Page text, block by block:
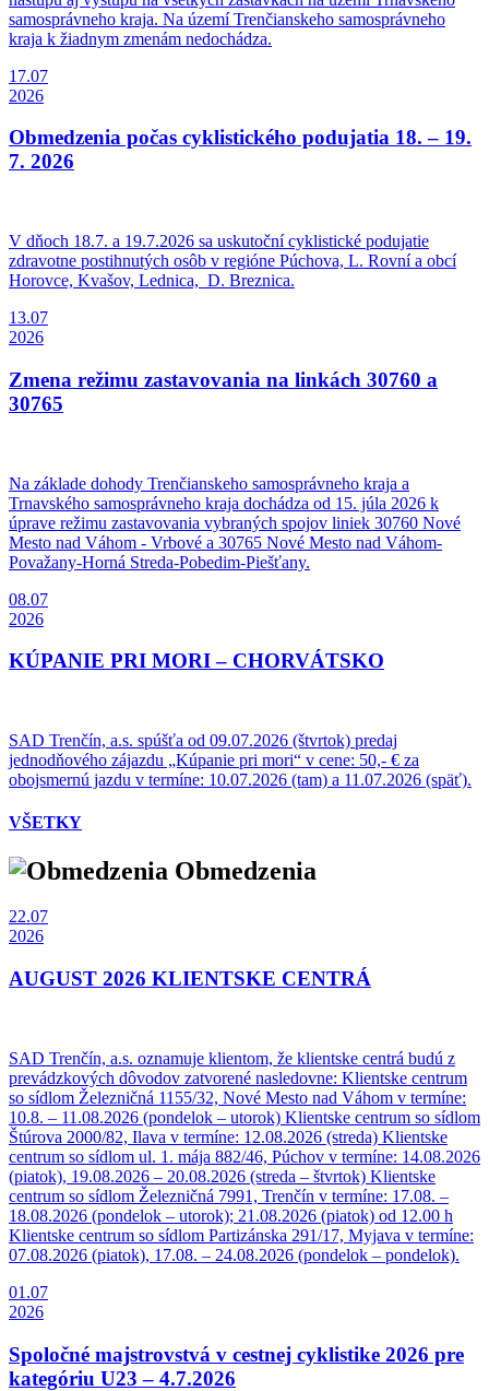
samosprávneho kraja. Na území Trenčianskeho samosprávneho
kraja k žiadnym zmenám nedochádza.
17.07
2026
Obmedzenia počas cyklistického podujatia 18. – 19.
7. 2026
V dňoch 18.7. a 19.7.2026 sa uskutoční cyklistické podujatie
zdravotne postihnutých osôb v regióne Púchova, L. Rovní a obcí
Horovce, Kvašov, Lednica, D. Breznica.
13.07
2026
Zmena režimu zastavovania na linkách 30760 a
30765
Na základe dohody Trenčianskeho samosprávneho kraja a
Trnavského samosprávneho kraja dochádza od 15. júla 2026 k
úprave režimu zastavovania vybraných spojov liniek 30760 Nové
Mesto nad Váhom - Vrbové a 30765 Nové Mesto nad Váhom-
Považany-Horná Streda-Pobedim-Piešťany.
08.07
2026
KÚPANIE PRI MORI – CHORVÁTSKO
SAD Trenčín, a.s. spúšťa od 09.07.2026 (štvrtok) predaj
jednodňového zájazdu „Kúpanie pri mori“ v cene: 50,- € za
obojsmernú jazdu v termíne: 10.07.2026 (tam) a 11.07.2026 (späť).
VŠETKY
Obmedzenia
22.07
2026
AUGUST 2026 KLIENTSKE CENTRÁ
SAD Trenčín, a.s. oznamuje klientom, že klientske centrá budú z
prevádzkových dôvodov zatvorené nasledovne: Klientske centrum
so sídlom Železničná 1155/32, Nové Mesto nad Váhom v termíne:
10.8. – 11.08.2026 (pondelok – utorok) Klientske centrum so sídlom
Štúrova 2000/82, Ilava v termíne: 12.08.2026 (streda) Klientske
centrum so sídlom ul. 1. mája 882/46, Púchov v termíne: 14.08.2026
(piatok), 19.08.2026 – 20.08.2026 (streda – štvrtok) Klientske
centrum so sídlom Železničná 7991, Trenčín v termíne: 17.08. –
18.08.2026 (pondelok – utorok); 21.08.2026 (piatok) od 12.00 h
Klientske centrum so sídlom Partizánska 291/17, Myjava v termíne:
07.08.2026 (piatok), 17.08. – 24.08.2026 (pondelok – pondelok).
01.07
2026
Spoločné majstrovstvá v cestnej cyklistike 2026 pre
kategóriu U23 – 4.7.2026